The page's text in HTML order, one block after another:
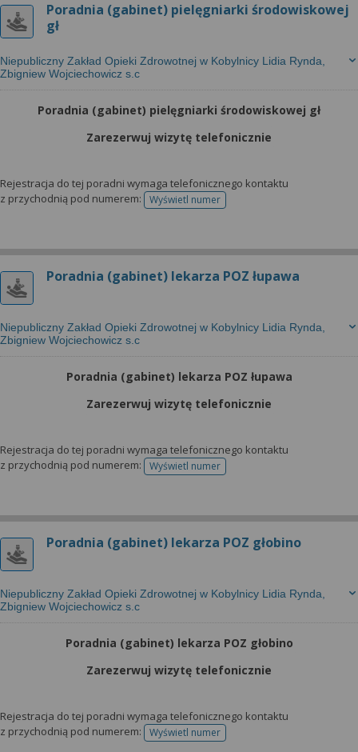
Poradnia (gabinet) pielęgniarki środowiskowej
gł
Niepubliczny Zakład Opieki Zdrowotnej w Kobylnicy Lidia Rynda,
Zbigniew Wojciechowicz s.c
Poradnia (gabinet) pielęgniarki środowiskowej gł
Zarezerwuj wizytę telefonicznie
Rejestracja do tej poradni wymaga telefonicznego kontaktu
z przychodnią pod numerem:
Wyświetl numertelefonu do rejestracji
Poradnia (gabinet) lekarza POZ łupawa
Niepubliczny Zakład Opieki Zdrowotnej w Kobylnicy Lidia Rynda,
Zbigniew Wojciechowicz s.c
Poradnia (gabinet) lekarza POZ łupawa
Zarezerwuj wizytę telefonicznie
Rejestracja do tej poradni wymaga telefonicznego kontaktu
z przychodnią pod numerem:
Wyświetl numertelefonu do rejestracji
Poradnia (gabinet) lekarza POZ głobino
Niepubliczny Zakład Opieki Zdrowotnej w Kobylnicy Lidia Rynda,
Zbigniew Wojciechowicz s.c
Poradnia (gabinet) lekarza POZ głobino
Zarezerwuj wizytę telefonicznie
Rejestracja do tej poradni wymaga telefonicznego kontaktu
z przychodnią pod numerem:
Wyświetl numertelefonu do rejestracji